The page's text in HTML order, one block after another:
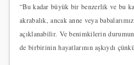
“Bu kadar büyük bir benzerlik ve bu
akrabalık, ancak anne veya
açıklanabilir. Ve benimkilerin
de birbirinin hayatlarının aşkıydı